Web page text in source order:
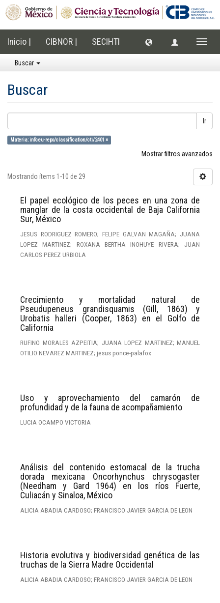
Inicio | CIBNOR | SECIHTI
Buscar
Buscar
Ir
Materia: info:eu-repo/classification/cti/2401 ×
Mostrar filtros avanzados
Mostrando ítems 1-10 de 29
El papel ecológico de los peces en una zona de
manglar de la costa occidental de Baja California
Sur, México
JESUS RODRIGUEZ ROMERO; FELIPE GALVAN MAGAÑA; JUANA
LOPEZ MARTINEZ; ROXANA BERTHA INOHUYE RIVERA; JUAN
CARLOS PEREZ URBIOLA
Crecimiento y mortalidad natural de
Pseudupeneus grandisquamis (Gill, 1863) y
Urobatis halleri (Cooper, 1863) en el Golfo de
California
RUFINO MORALES AZPEITIA; JUANA LOPEZ MARTINEZ; MANUEL
OTILIO NEVAREZ MARTINEZ; jesus ponce-palafox
Uso y aprovechamiento del camarón de
profundidad y de la fauna de acompañamiento
LUCIA OCAMPO VICTORIA
Análisis del contenido estomacal de la trucha
dorada mexicana Oncorhynchus chrysogaster
(Needham y Gard 1964) en los ríos Fuerte,
Culiacán y Sinaloa, México
ALICIA ABADIA CARDOSO; FRANCISCO JAVIER GARCIA DE LEON
Historia evolutiva y biodiversidad genética de las
truchas de la Sierra Madre Occidental
ALICIA ABADIA CARDOSO; FRANCISCO JAVIER GARCIA DE LEON